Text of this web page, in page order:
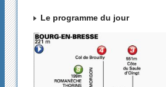
Le programme du jour